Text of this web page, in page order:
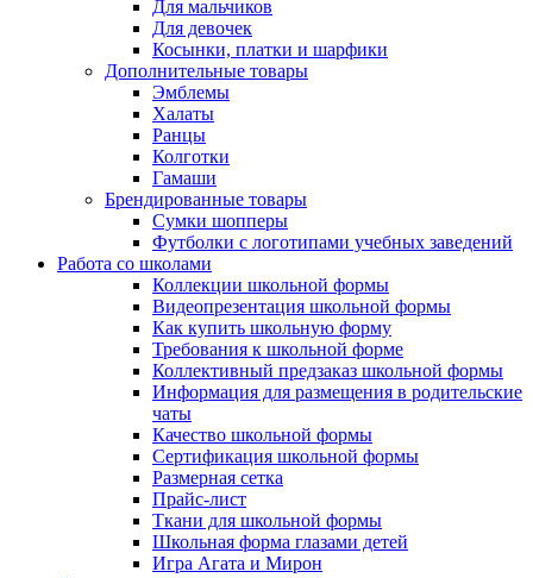
Для мальчиков
Для девочек
Косынки, платки и шарфики
Дополнительные товары
Эмблемы
Халаты
Ранцы
Колготки
Гамаши
Брендированные товары
Сумки шопперы
Футболки с логотипами учебных заведений
Работа со школами
Коллекции школьной формы
Видеопрезентация школьной формы
Как купить школьную форму
Требования к школьной форме
Коллективный предзаказ школьной формы
Информация для размещения в родительские
чаты
Качество школьной формы
Сертификация школьной формы
Размерная сетка
Прайс-лист
Ткани для школьной формы
Школьная форма глазами детей
Игра Агата и Мирон